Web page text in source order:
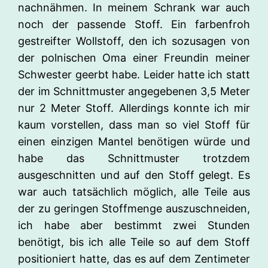
nachnähmen. In meinem Schrank war auch
noch der passende Stoff. Ein farbenfroh
gestreifter Wollstoff, den ich sozusagen von
der polnischen Oma einer Freundin meiner
Schwester geerbt habe. Leider hatte ich statt
der im Schnittmuster angegebenen 3,5 Meter
nur 2 Meter Stoff. Allerdings konnte ich mir
kaum vorstellen, dass man so viel Stoff für
einen einzigen Mantel benötigen würde und
habe das Schnittmuster trotzdem
ausgeschnitten und auf den Stoff gelegt. Es
war auch tatsächlich möglich, alle Teile aus
der zu geringen Stoffmenge auszuschneiden,
ich habe aber bestimmt zwei Stunden
benötigt, bis ich alle Teile so auf dem Stoff
positioniert hatte, das es auf dem Zentimeter